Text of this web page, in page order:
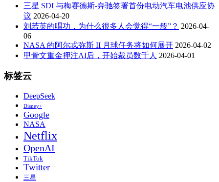
三星 SDI 与梅赛德斯-奔驰签署首份电动汽车电池供应协
议 2026-04-20
刘若英的唱功，为什么很多人会觉得“一般”？ 2026-04-
06
NASA 的阿尔忒弥斯 II 月球任务将如何展开 2026-04-02
甲骨文重金押注AI后，开始裁员数千人 2026-04-01
标签云
DeepSeek
Disney+
Google
NASA
Netflix
OpenAI
TikTok
Twitter
三星